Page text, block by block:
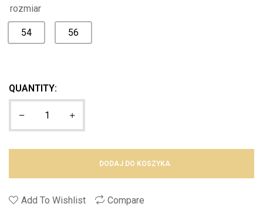
rozmiar
54 56
QUANTITY:
DODAJ DO KOSZYKA
Add To Wishlist Compare